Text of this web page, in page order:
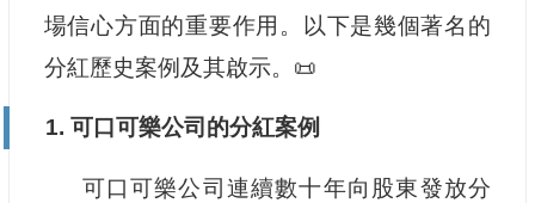
場信心方面的重要作用。以下是幾個著名的
分紅歷史案例及其啟示。📜
1. 可口可樂公司的分紅案例
可口可樂公司連續數十年向股東發放分